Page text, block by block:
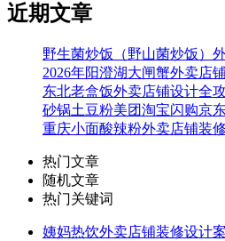
近期文章
野生菌炒饭（野山菌炒饭）
2026年阳澄湖大闸蟹外卖店
东北老盒饭外卖店铺设计全
砂锅土豆粉美团淘宝闪购京
重庆小面酸辣粉外卖店铺装
热门文章
随机文章
热门关键词
姨妈热饮外卖店铺装修设计